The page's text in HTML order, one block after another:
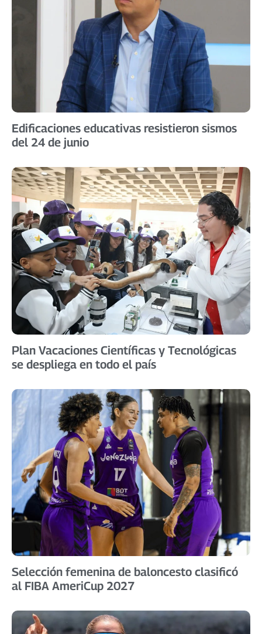
Edificaciones educativas resistieron sismos
del 24 de junio
Plan Vacaciones Científicas y Tecnológicas
se despliega en todo el país
​Selección femenina de baloncesto clasificó
al FIBA AmeriCup 2027 ​ ​